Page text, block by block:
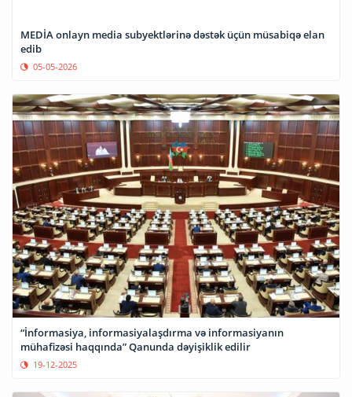
MEDİA onlayn media subyektlərinə dəstək üçün müsabiqə elan
edib
05-05-2026
“İnformasiya, informasiyalaşdırma və informasiyanın
mühafizəsi haqqında” Qanunda dəyişiklik edilir
19-12-2025